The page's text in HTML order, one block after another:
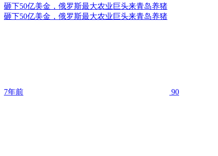
砸下50亿美金，俄罗斯最大农业巨头来青岛养猪
砸下50亿美金，俄罗斯最大农业巨头来青岛养猪
7年前 90